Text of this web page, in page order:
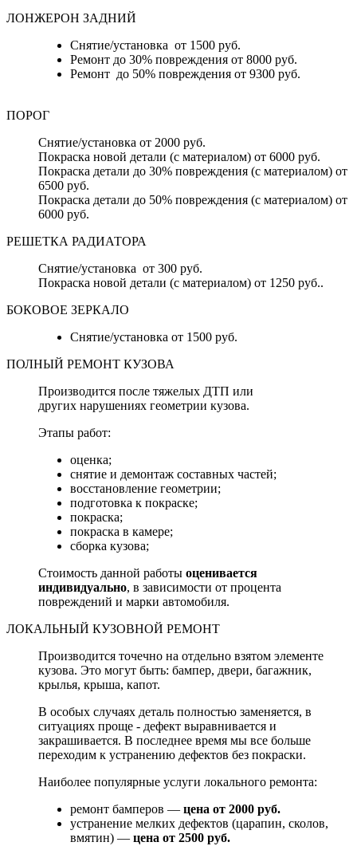
ЛОНЖЕРОН ЗАДНИЙ
Снятие/установка от 1500 руб.
Ремонт до 30% повреждения от 8000 руб.
Ремонт до 50% повреждения от 9300 руб.
ПОРОГ
Снятие/установка от 2000 руб.
Покраска новой детали (с материалом) от 6000 руб.
Покраска детали до 30% повреждения (с материалом) от
6500 руб.
Покраска детали до 50% повреждения (с материалом) от
6000 руб.
РЕШЕТКА РАДИАТОРА
Снятие/установка от 300 руб.
Покраска новой детали (с материалом) от 1250 руб..
БОКОВОЕ ЗЕРКАЛО
Снятие/установка от 1500 руб.
ПОЛНЫЙ РЕМОНТ КУЗОВА
Производится после тяжелых ДТП или
других нарушениях геометрии кузова.
Этапы работ:
оценка;
снятие и демонтаж составных частей;
восстановление геометрии;
подготовка к покраске;
покраска;
покраска в камере;
сборка кузова;
Стоимость данной работы оценивается
индивидуально, в зависимости от процента
повреждений и марки автомобиля.
ЛОКАЛЬНЫЙ КУЗОВНОЙ РЕМОНТ
Производится точечно на отдельно взятом элементе
кузова. Это могут быть: бампер, двери, багажник,
крылья, крыша, капот.
В особых случаях деталь полностью заменяется, в
ситуациях проще - дефект выравнивается и
закрашивается. В последнее время мы все больше
переходим к устранению дефектов без покраски.
Наиболее популярные услуги локального ремонта:
ремонт бамперов — цена от 2000 руб.
устранение мелких дефектов (царапин, сколов,
вмятин) — цена от 2500 руб.